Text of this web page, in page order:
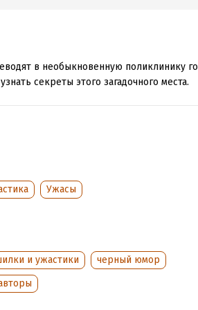
в необыкновенную поликлинику
секреты этого загадочного места.
Ужасы
и ужастики
черный юмор